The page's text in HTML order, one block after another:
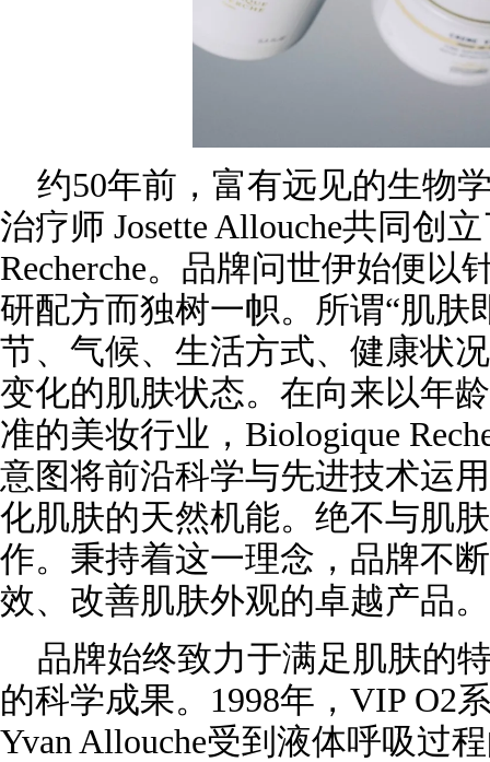
约50年前，富有远见的生物
治疗师 Josette Allouche共同创
Recherche。品牌问世伊始便以
研配方而独树一帜。所谓“肌肤
节、气候、生活方式、健康状
变化的肌肤状态。在向来以年
准的美妆行业，Biologique
意图将前沿科学与先进技术运
化肌肤的天然机能。绝不与肌
作。秉持着这一理念，品牌不
效、改善肌肤外观的卓越产品。
品牌始终致力于满足肌肤的
的科学成果。1998年，VIP O2
Yvan Allouche受到液体呼吸过